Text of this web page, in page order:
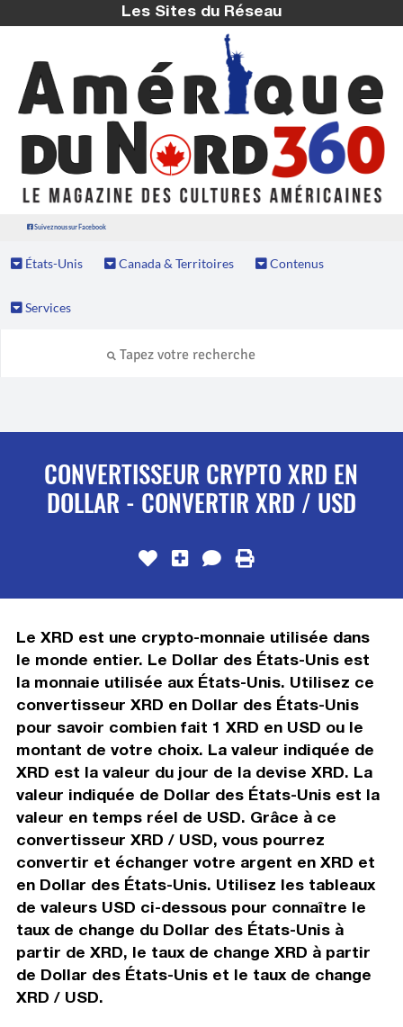
Les Sites du Réseau
Suivez nous sur Facebook
États-Unis Canada & Territoires Contenus
Services
CONVERTISSEUR CRYPTO XRD EN
DOLLAR - CONVERTIR XRD / USD
Le XRD est une crypto-monnaie utilisée dans
le monde entier. Le Dollar des États-Unis est
la monnaie utilisée aux États-Unis. Utilisez ce
convertisseur XRD en Dollar des États-Unis
pour savoir combien fait 1 XRD en USD ou le
montant de votre choix. La valeur indiquée de
XRD est la valeur du jour de la devise XRD. La
valeur indiquée de Dollar des États-Unis est la
valeur en temps réel de USD. Grâce à ce
convertisseur XRD / USD, vous pourrez
convertir et échanger votre argent en XRD et
en Dollar des États-Unis. Utilisez les tableaux
de valeurs USD ci-dessous pour connaître le
taux de change du Dollar des États-Unis à
partir de XRD, le taux de change XRD à partir
de Dollar des États-Unis et le taux de change
XRD / USD.